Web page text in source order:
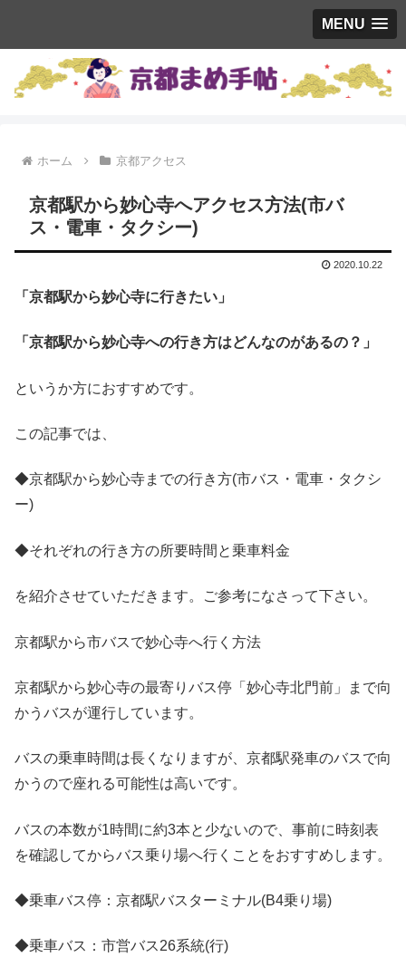
MENU
ホーム 京都アクセス
京都駅から妙心寺へアクセス方法(市バ
ス・電車・タクシー)
2020.10.22
「京都駅から妙心寺に行きたい」
「京都駅から妙心寺への行き方はどんなのがあるの？」
というか方におすすめです。
この記事では、
◆京都駅から妙心寺までの行き方(市バス・電車・タクシ
ー)
◆それぞれの行き方の所要時間と乗車料金
を紹介させていただきます。ご参考になさって下さい。
京都駅から市バスで妙心寺へ行く方法
京都駅から妙心寺の最寄りバス停「妙心寺北門前」まで向
かうバスが運行しています。
バスの乗車時間は長くなりますが、京都駅発車のバスで向
かうので座れる可能性は高いです。
バスの本数が1時間に約3本と少ないので、事前に時刻表
を確認してからバス乗り場へ行くことをおすすめします。
◆乗車バス停：京都駅バスターミナル(B4乗り場)
◆乗車バス：市営バス26系統(行)